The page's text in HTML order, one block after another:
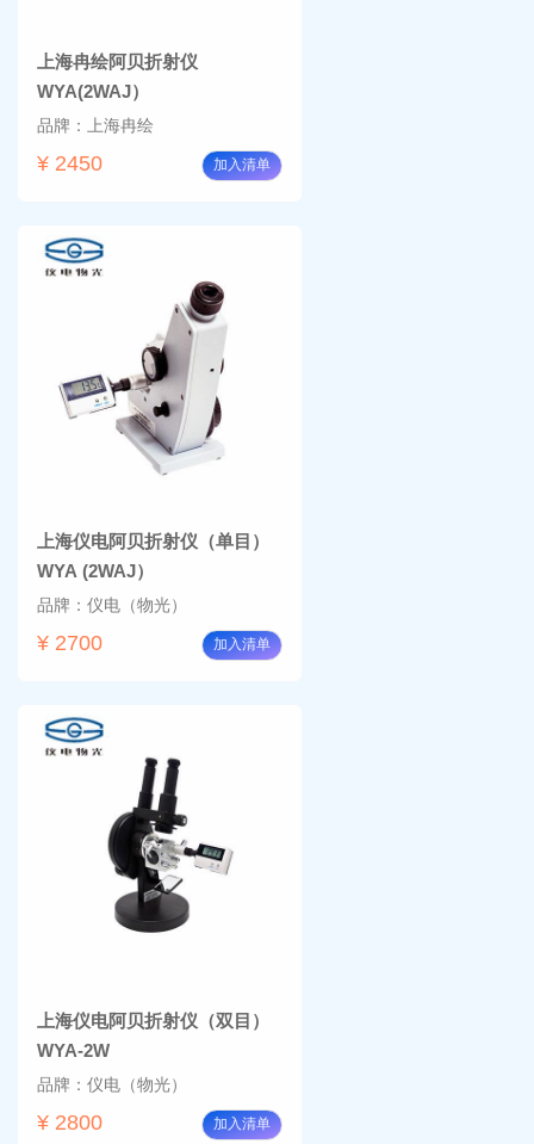
上海冉绘阿贝折射仪
WYA(2WAJ）
品牌：上海冉绘
¥ 2450 加入清单
上海仪电阿贝折射仪（单目）
WYA (2WAJ）
品牌：仪电（物光）
¥ 2700 加入清单
上海仪电阿贝折射仪（双目）
WYA-2W
品牌：仪电（物光）
¥ 2800 加入清单